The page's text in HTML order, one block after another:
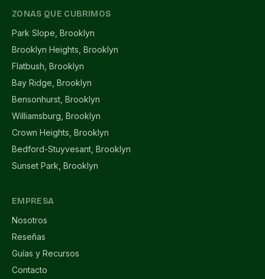
ZONAS QUE CUBRIMOS
Park Slope, Brooklyn
Brooklyn Heights, Brooklyn
Flatbush, Brooklyn
Bay Ridge, Brooklyn
Bensonhurst, Brooklyn
Williamsburg, Brooklyn
Crown Heights, Brooklyn
Bedford-Stuyvesant, Brooklyn
Sunset Park, Brooklyn
EMPRESA
Nosotros
Reseñas
Guías y Recursos
Contacto